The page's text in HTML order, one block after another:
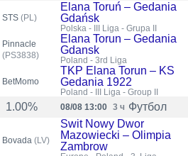
STS (PL)
Elana Toruń – Gedania
Gdańsk
Polska - III Liga - Grupa II
Pinnacle
(PS3838)
Elana Torun – Gedania
Gdansk
Poland - 3rd Liga
BetMomo
TKP Elana Torun – KS
Gedania 1922
Poland - III Liga - Group II
1.00% 08/08 13:00 3 ч Футбол
Bovada (LV)
Swit Nowy Dwor
Mazowiecki – Olimpia
Zambrow